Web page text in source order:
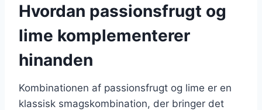
Hvordan passionsfrugt og
lime komplementerer
hinanden
Kombinationen af passionsfrugt og lime er en
klassisk smagskombination, der bringer det